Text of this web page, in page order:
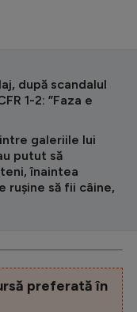
după scandalul
1-2: ”Faza e
galeriile lui
putut să
înaintea
rușine să fii câine,
preferată în